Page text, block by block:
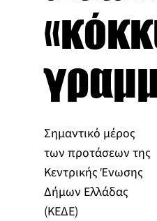
Σημαντικό μέρος
των προτάσεων της
Κεντρικής Ένωσης
Δήμων Ελλάδας
(ΚΕΔΕ)